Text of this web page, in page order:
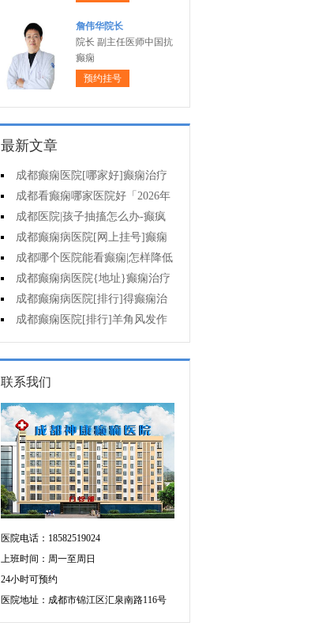
詹伟华院长
院长 副主任医师中国抗
癫痫
预约挂号
最新文章
成都癫痫医院[哪家好]癫痫治疗
起来很困难吗?
成都看癫痫哪家医院好「2026年
度公布」为什么有癫痫的病人容易
猝死?
成都医院|孩子抽搐怎么办-癫疯
病病人反复发作的原因是什么?
成都癫痫病医院[网上挂号]癫痫
的治疗要注意什么?
成都哪个医院能看癫痫|怎样降低
癫痫遗传风险?
成都癫痫病医院{地址}癫痫治疗
中为什么还是犯病?
成都癫痫病医院[排行]得癫痫治
不好是为什么?
成都癫痫医院[排行]羊角风发作
有哪些危害?
联系我们
医院电话：18582519024
上班时间：周一至周日
24小时可预约
医院地址：成都市锦江区汇泉南路116号